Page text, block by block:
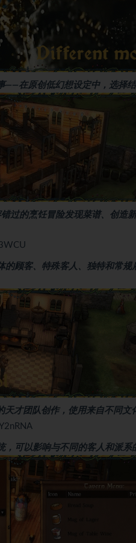
——在原创低幻想设定中，选择
错过的烹饪冒险发现菜谱、创
的顾客、特殊客人、独特和常
天才团队创作，使用来自不同
，可以影响与不同的客人和派系